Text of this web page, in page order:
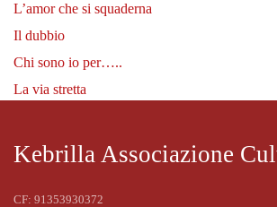
L’amor che si squaderna
Il dubbio
Chi sono io per…..
La via stretta
Kebrilla Associazione
CF: 91353930372